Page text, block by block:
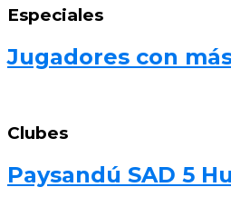
Especiales
Jugadores con
Clubes
Paysandú SAD 5